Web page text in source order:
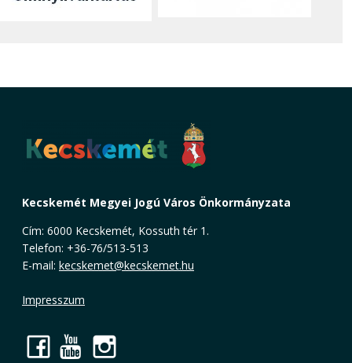
Kecskemét Megyei Jogú Város Önkormányzata
Cím: 6000 Kecskemét, Kossuth tér 1.
Telefon: +36-76/513-513
E-mail: kecskemet@kecskemet.hu
Impresszum
Facebook
YouTube